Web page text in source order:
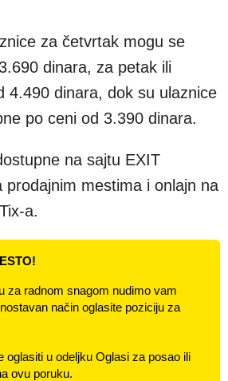
za četvrtak mogu se
dinara, za petak ili
4.490 dinara, dok su ulaznice
po ceni od 3.390 dinara.
na sajtu EXIT
prodajnim mestima i onlajn na
a.
za radnom snagom nudimo vam
način oglasite poziciju za
oglasiti u odeljku Oglasi za posao ili
ovu poruku.